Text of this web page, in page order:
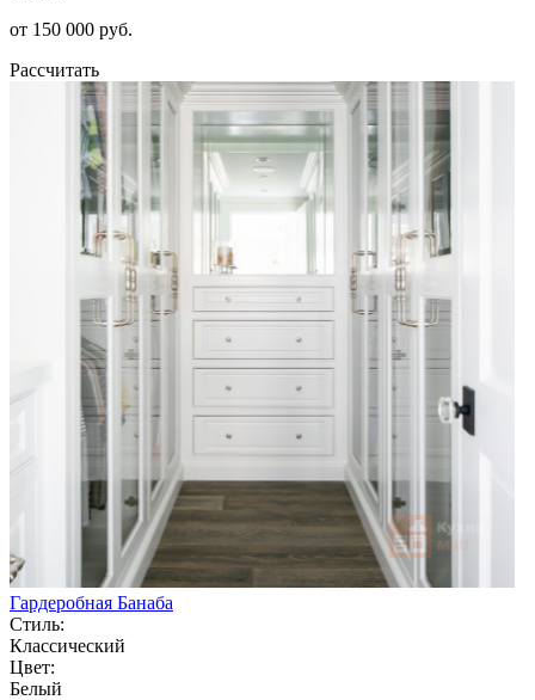
от 150 000 руб.
Рассчитать
Гардеробная Банаба
Стиль:
Классический
Цвет:
Белый